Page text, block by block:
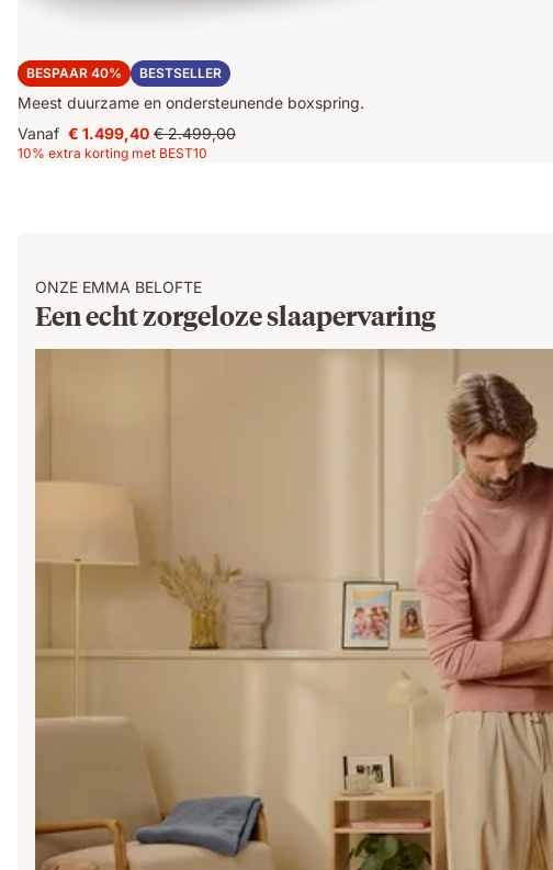
BESPAAR 40% BESTSELLER
Emma Original Boxspring
Meest duurzame en ondersteunende boxspring.
Vanaf Prijs
€ 1.499,40
€ 1.499,40 Oorspronkelijke
prijs
€ 2.499,00
10% extra korting met BEST10
ONZE EMMA BELOFTE
Een echt zorgeloze slaapervaring